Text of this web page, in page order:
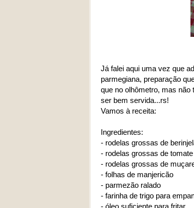
Já falei aqui uma vez que
parmegiana, preparação
que no olhômetro, mas não
ser bem servida...rs!
Vamos à receita:
Ingredientes:
- rodelas grossas de
- rodelas grossas de tomate
- rodelas grossas de
- folhas de manjericão
- parmezão ralado
- farinha de trigo para
- óleo suficiente para fritar